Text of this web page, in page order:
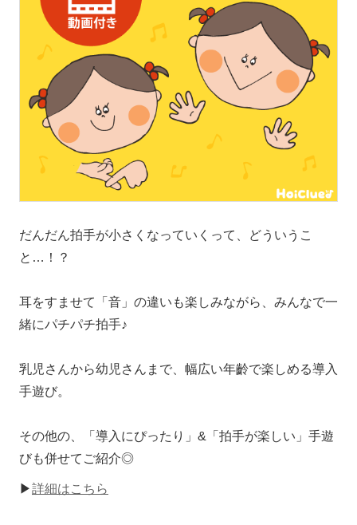
だんだん拍手が小さくなっていくって、どういうこ
と…！？
耳をすませて「音」の違いも楽しみながら、みんなで一
緒にパチパチ拍手♪
乳児さんから幼児さんまで、幅広い年齡で楽しめる導入
手遊び。
その他の、「導入にぴったり」&「拍手が楽しい」手遊
びも併せてご紹介◎
▶詳細はこちら